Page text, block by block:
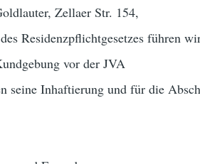
Zellaer Str. 154,
Residenzpflichtgesetzes führen
vor der JVA
seine Inhaftierung und für die